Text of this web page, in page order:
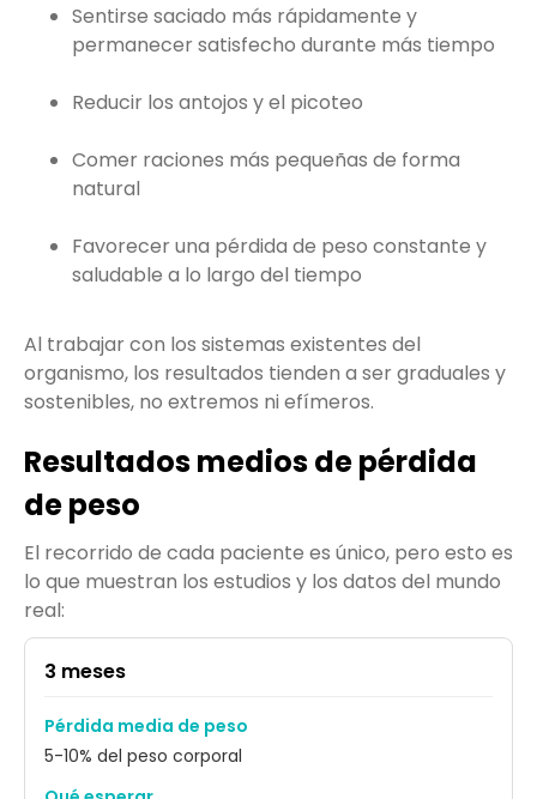
Sentirse saciado más rápidamente y
permanecer satisfecho durante más tiempo
Reducir los antojos y el picoteo
Comer raciones más pequeñas de forma
natural
Favorecer una pérdida de peso constante y
saludable a lo largo del tiempo
Al trabajar con los sistemas existentes del
organismo, los resultados tienden a ser graduales y
sostenibles, no extremos ni efímeros.
Resultados medios de pérdida
de peso
El recorrido de cada paciente es único, pero esto es
lo que muestran los estudios y los datos del mundo
real:
3 meses
Pérdida media de peso
5-10% del peso corporal